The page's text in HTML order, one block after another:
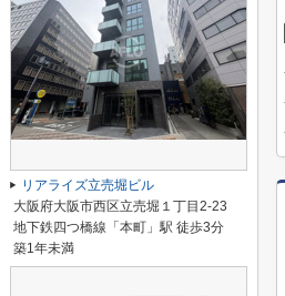
リアライズ立売堀ビル
大阪府大阪市西区立売堀１丁目2-23
地下鉄四つ橋線「本町」駅 徒歩3分
築1年未満